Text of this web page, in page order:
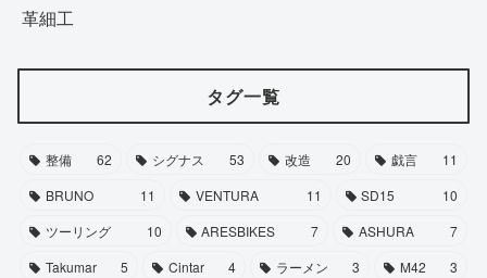
革細工
タグ一覧
整備 62 シグナス 53 改造 20 戯言
11
BRUNO
11 VENTURA 11 SD15
10
ツーリング
10 ARESBIKES 7 ASHURA
7
Takumar
5 Cintar 4 ラーメン 3 M42
3